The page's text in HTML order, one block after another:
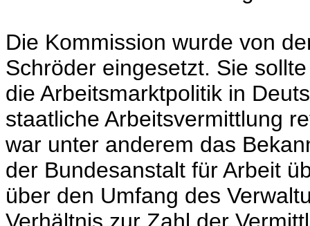
Die Kommission wurde von
Schröder eingesetzt. Sie
die Arbeitsmarktpolitik in
staatliche Arbeitsvermittlung
war unter anderem das
der Bundesanstalt für Arbeit
über den Umfang des